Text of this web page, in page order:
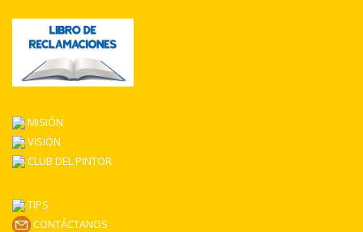
MISIÓN
VISIÓN
CLUB DEL PINTOR
TIPS
CONTÁCTANOS